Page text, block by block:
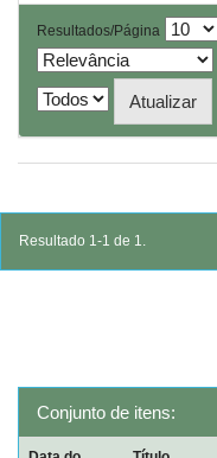
Resultados/Página
Resultado 1-1 de 1.
Conjunto de itens: